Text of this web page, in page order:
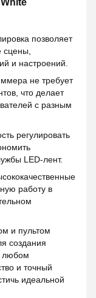
позволяет
сцены,
и настроений.
не требует
что делает
с разным
регулировать
LED-лент.
работу в
и пультом
создания
любом
и точный
идеальной